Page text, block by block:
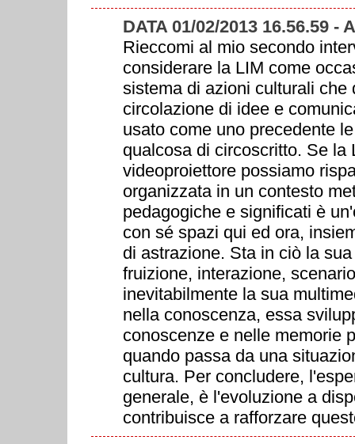
DATA 01/02/2013 16.56.59 -
Rieccomi al mio secondo
considerare la LIM come
sistema di azioni culturali
circolazione di idee e
usato come uno precedente
qualcosa di circoscritto. Se la
videoproiettore possiamo
organizzata in un contesto
pedagogiche e significati è
con sé spazi qui ed ora,
di astrazione. Sta in ciò la
fruizione, interazione,
inevitabilmente la sua
nella conoscenza, essa
conoscenze e nelle memorie
quando passa da una
cultura. Per concludere,
generale, è l'evoluzione a
contribuisce a rafforzare